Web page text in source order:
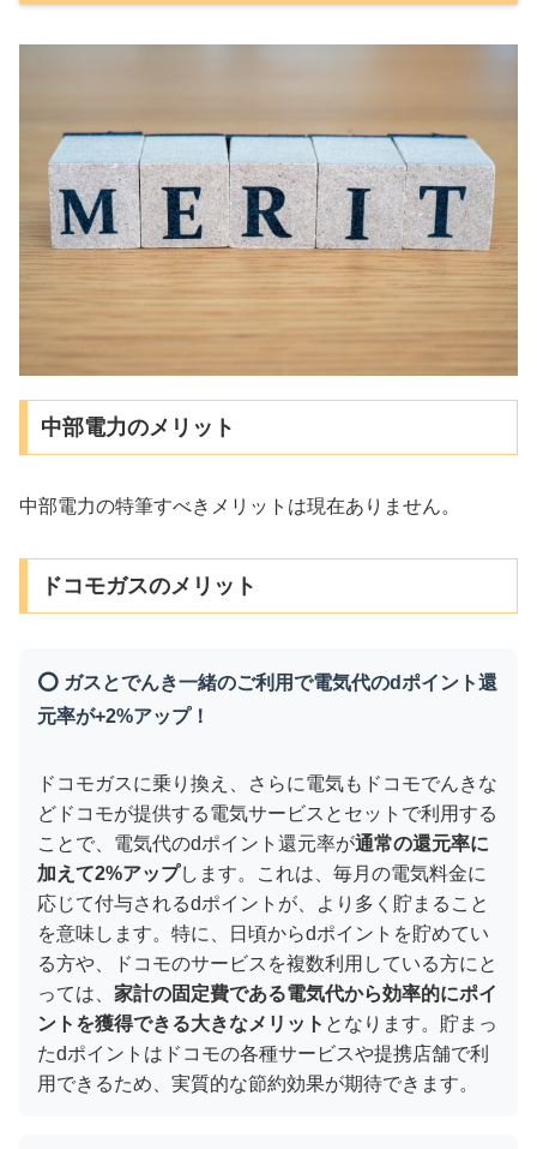
中部電力のメリット
中部電力の特筆すべきメリットは現在ありません。
ドコモガスのメリット
⭕ ガスとでんき一緒のご利用で電気代のdポイント還
元率が+2%アップ！
ドコモガスに乗り換え、さらに電気もドコモでんきな
どドコモが提供する電気サービスとセットで利用する
ことで、電気代のdポイント還元率が通常の還元率に
加えて2%アップします。これは、毎月の電気料金に
応じて付与されるdポイントが、より多く貯まること
を意味します。特に、日頃からdポイントを貯めてい
る方や、ドコモのサービスを複数利用している方にと
っては、 家計の固定費である電気代から効率的にポイ
ントを獲得できる大きなメリット となります。貯まっ
たdポイントはドコモの各種サービスや提携店舗で利
用できるため、実質的な節約効果が期待できます。